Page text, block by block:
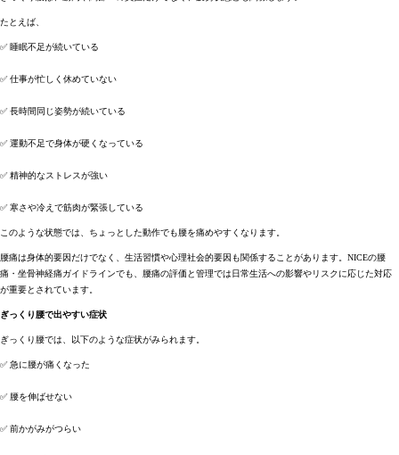
たとえば、
✅ 睡眠不足が続いている
✅ 仕事が忙しく休めていない
✅ 長時間同じ姿勢が続いている
✅ 運動不足で身体が硬くなっている
✅ 精神的なストレスが強い
✅ 寒さや冷えで筋肉が緊張している
このような状態では、ちょっとした動作でも腰を痛めやすくなります。
腰痛は身体的要因だけでなく、生活習慣や心理社会的要因も関係することがあります。NICEの腰
痛・坐骨神経痛ガイドラインでも、腰痛の評価と管理では日常生活への影響やリスクに応じた対応
が重要とされています。
ぎっくり腰で出やすい症状
ぎっくり腰では、以下のような症状がみられます。
✅ 急に腰が痛くなった
✅ 腰を伸ばせない
✅ 前かがみがつらい